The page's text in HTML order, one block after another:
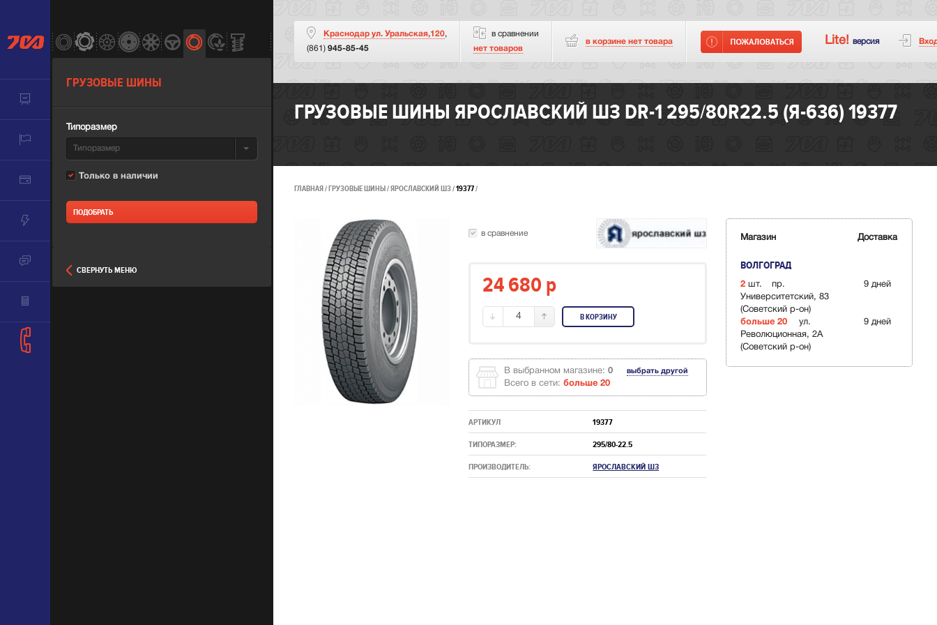
ГРУЗОВЫЕ ШИНЫ
Типоразмер
Типоразмер
Только в наличии
СВЕРНУТЬ МЕНЮ
Краснодар ул. Уральская,120,
(861) 945-85-45
в сравнении
нет товаров
в корзине нет товара Lite! версия
ГРУЗОВЫЕ ШИНЫ ЯРОСЛАВСКИЙ ШЗ DR-1 295/80R22.5 (Я-636) 19377
ГЛАВНАЯ ГРУЗОВЫЕ ШИНЫ ЯРОСЛАВСКИЙ ШЗ 19377
в сравнение
24 680 p
4 В КОРЗИНУ
В выбранном магазине:0 выбрать другой
Всего в сети:больше 20
АРТИКУЛ 19377
ТИПОРАЗМЕР: 295/80-22.5
ПРОИЗВОДИТЕЛЬ: ЯРОСЛАВСКИЙ ШЗ
Магазин Доставка
ВОЛГОГРАД
2шт.
пр.
Университетский, 83
(Советский р-он)
9 дней
больше 20
ул.
Революционная, 2А
(Советский р-он)
9 дней